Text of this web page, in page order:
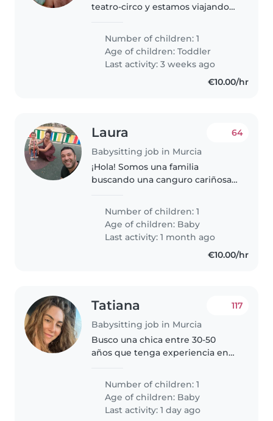
teatro-circo y estamos viajando
necesitamos a alguien que la
cuide mientras preparamos
nuestra función y actuamos
Number of children: 1
Age of children:Toddler
Last activity: 3 weeks ago
€10.00/hr
Laura
Babysitting job in Murcia
64
¡Hola! Somos una familia
buscando una canguro cariñosa
curiosa. Necesitamos a alguien
que se sienta cómodo/a con
mascotas y que pueda cuidar a
nuestra..
Number of children: 1
Age of children: Baby
Last activity: 1 month ago
€10.00/hr
Tatiana
Babysitting job in Murcia
117
Busco una chica entre 30-50
años que tenga experiencia en
cocinar, limpiar. Que tenga
disponibilidad por las tardes o
INTERINA...
Number of children: 1
Age of children: Baby
Last activity: 1 day ago